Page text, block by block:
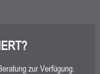
zur Verfügung.